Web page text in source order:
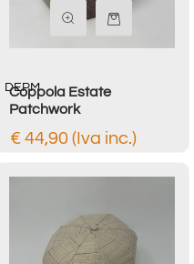
DEPM
Coppola Estate
Patchwork
€ 44,90 (Iva inc.)